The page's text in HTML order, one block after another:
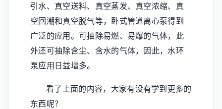
引水、真空送料、真空蒸发、真空浓缩、真
空回潮和真空脱气等，卧式管道离心泵得到
广泛的应用。可抽除易燃、易爆的气体，此
外还可抽除含尘、含水的气体，因此，水环
泵应用日益增多。
看了上面的内容，大家有没有学到更多的
东西呢？